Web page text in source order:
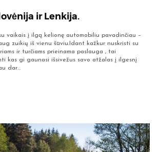
ir Lenkija.
vaikais į ilgą kelionę automobiliu pavadinčiau –
zuikių iš vienu šūviu.Idant kažkur nuskristi su
ir turčiams prieinama paslauga , tai
kas gi gaunasi išsivežus savo atžalas į ilgesnį
dar…